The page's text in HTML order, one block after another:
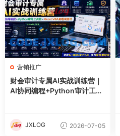
营销推广
财会审计专属AI实战训练营｜
AI协同编程+Python审计工具
JXLOG 2026-07-05